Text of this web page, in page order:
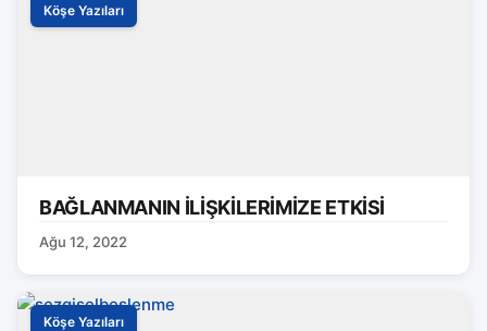
Köşe Yazıları
BAĞLANMANIN İLİŞKİLERİMİZE ETKİSİ
Ağu 12, 2022
Köşe Yazıları